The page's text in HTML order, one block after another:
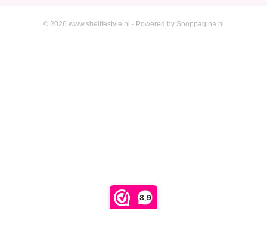
8,9
© 2026 www.shelifestyle.nl - Powered by Shoppagina.nl